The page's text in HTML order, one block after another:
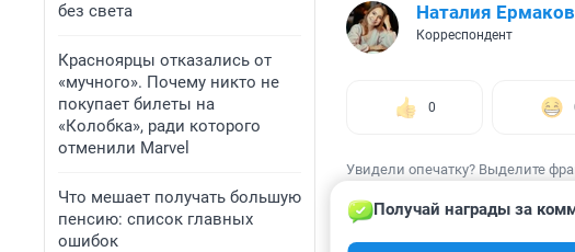
без света
Красноярцы отказались от
«мучного». Почему никто не
покупает билеты на
«Колобка», ради которого
отменили Marvel
Что мешает получать большую
пенсию: список главных
ошибок
Наталия
Корреспондент
0
Увидели опечатку? Выделите
Получай награды за